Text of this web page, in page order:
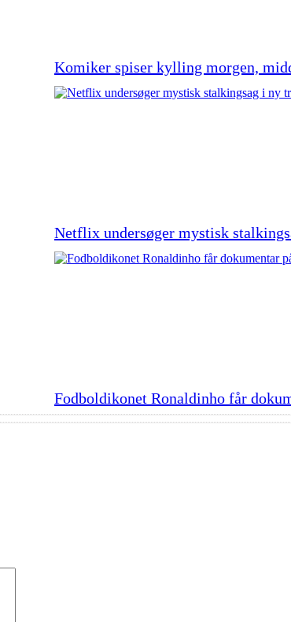
Komiker spiser kylling morgen,
Netflix undersøger mystisk
Fodboldikonet Ronaldinho får